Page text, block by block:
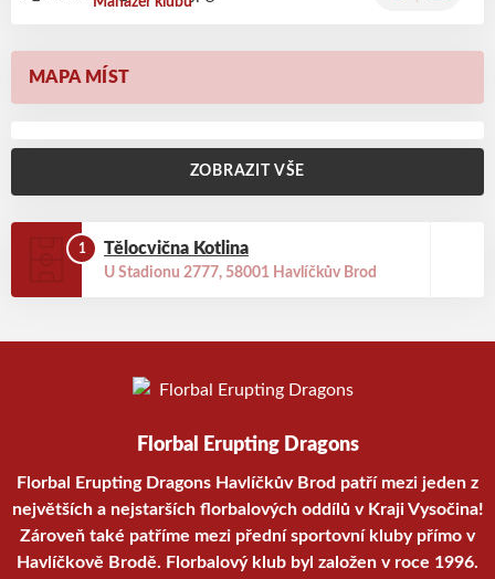
MAPA MÍST
1
ZOBRAZIT VŠE
Tělocvična Kotlina
U Stadionu 2777, 58001 Havlíčkův Brod
1
Florbal Erupting Dragons
Florbal Erupting Dragons Havlíčkův Brod patří mezi jeden z
největších a nejstarších florbalových oddílů v Kraji Vysočina!
Zároveň také patříme mezi přední sportovní kluby přímo v
Havlíčkově Brodě. Florbalový klub byl založen v roce 1996.